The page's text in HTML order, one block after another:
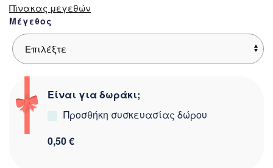
Πίνακας μεγεθών
Μέγεθος
Είναι για δωράκι;
Προσθήκη συσκευασίας δώρου
0,50 €